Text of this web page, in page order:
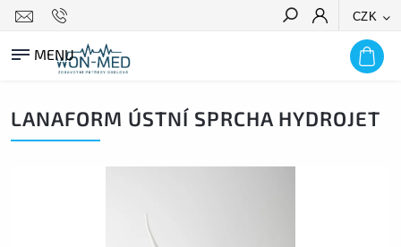
CZK
HLEDAT
LANAFORM ÚSTNÍ SPRCHA HYDROJET